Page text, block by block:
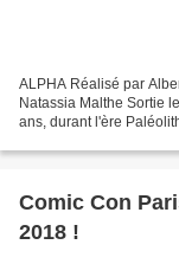
ALPHA Réalisé par
Natassia Malthe Sortie
ans, durant l'ère
Comic Con
2018 !